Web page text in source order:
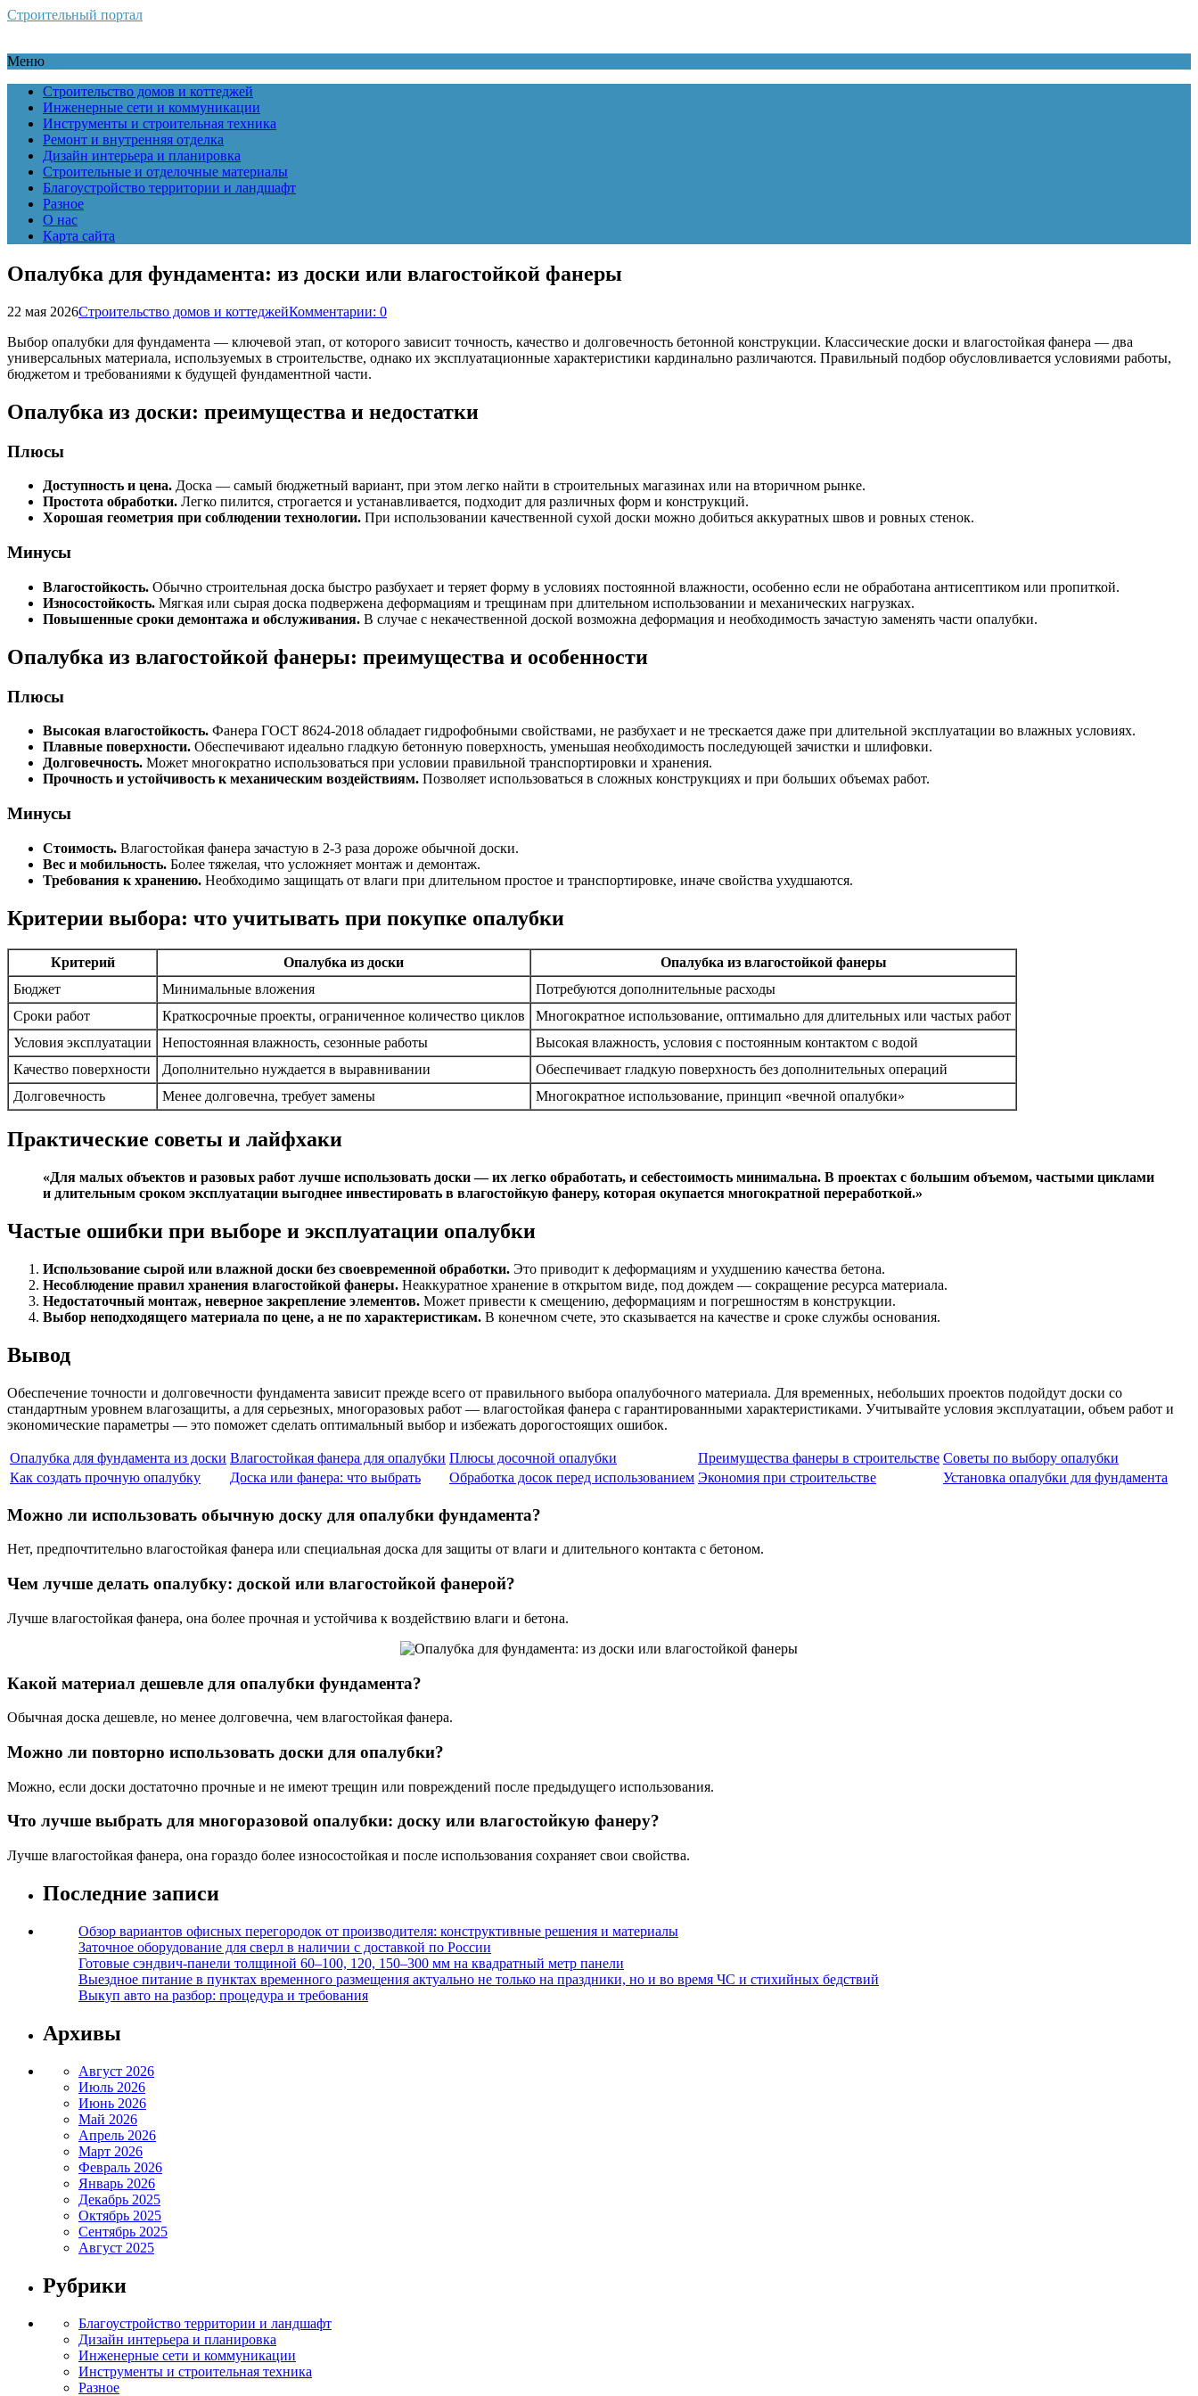
Строительный портал
Меню
Строительство домов и коттеджей
Инженерные сети и коммуникации
Инструменты и строительная техника
Ремонт и внутренняя отделка
Дизайн интерьера и планировка
Строительные и отделочные материалы
Благоустройство территории и ландшафт
Разное
О нас
Карта сайта
Опалубка для фундамента: из доски или влагостойкой фанеры
22 мая 2026Строительство домов и коттеджейКомментарии: 0
Выбор опалубки для фундамента — ключевой этап, от которого зависит точность, качество и долговечность бетонной конструкции. Классические доски и влагостойкая фанера — два
универсальных материала, используемых в строительстве, однако их эксплуатационные характеристики кардинально различаются. Правильный подбор обусловливается условиями работы,
бюджетом и требованиями к будущей фундаментной части.
Опалубка из доски: преимущества и недостатки
Плюсы
Доступность и цена. Доска — самый бюджетный вариант, при этом легко найти в строительных магазинах или на вторичном рынке.
Простота обработки. Легко пилится, строгается и устанавливается, подходит для различных форм и конструкций.
Хорошая геометрия при соблюдении технологии. При использовании качественной сухой доски можно добиться аккуратных швов и ровных стенок.
Минусы
Влагостойкость. Обычно строительная доска быстро разбухает и теряет форму в условиях постоянной влажности, особенно если не обработана антисептиком или пропиткой.
Износостойкость. Мягкая или сырая доска подвержена деформациям и трещинам при длительном использовании и механических нагрузках.
Повышенные сроки демонтажа и обслуживания. В случае с некачественной доской возможна деформация и необходимость зачастую заменять части опалубки.
Опалубка из влагостойкой фанеры: преимущества и особенности
Плюсы
Высокая влагостойкость. Фанера ГОСТ 8624-2018 обладает гидрофобными свойствами, не разбухает и не трескается даже при длительной эксплуатации во влажных условиях.
Плавные поверхности. Обеспечивают идеально гладкую бетонную поверхность, уменьшая необходимость последующей зачистки и шлифовки.
Долговечность. Может многократно использоваться при условии правильной транспортировки и хранения.
Прочность и устойчивость к механическим воздействиям. Позволяет использоваться в сложных конструкциях и при больших объемах работ.
Минусы
Стоимость. Влагостойкая фанера зачастую в 2-3 раза дороже обычной доски.
Вес и мобильность. Более тяжелая, что усложняет монтаж и демонтаж.
Требования к хранению. Необходимо защищать от влаги при длительном простое и транспортировке, иначе свойства ухудшаются.
Критерии выбора: что учитывать при покупке опалубки
Критерий Опалубка из доски
Опалубка из влагостойкой фанеры
Бюджет
Минимальные вложения
Потребуются дополнительные расходы
Сроки работ
Краткосрочные проекты, ограниченное количество циклов
Многократное использование, оптимально для длительных или частых работ
Условия эксплуатации
Непостоянная влажность, сезонные работы
Высокая влажность, условия с постоянным контактом с водой
Качество поверхности
Дополнительно нуждается в выравнивании
Обеспечивает гладкую поверхность без дополнительных операций
Долговечность
Менее долговечна, требует замены Многократное использование, принцип «вечной опалубки»
Практические советы и лайфхаки
«Для малых объектов и разовых работ лучше использовать доски — их легко обработать, и себестоимость минимальна. В проектах с большим объемом, частыми циклами
и длительным сроком эксплуатации выгоднее инвестировать в влагостойкую фанеру, которая окупается многократной переработкой.»
Частые ошибки при выборе и эксплуатации опалубки
Использование сырой или влажной доски без своевременной обработки. Это приводит к деформациям и ухудшению качества бетона.
Несоблюдение правил хранения влагостойкой фанеры. Неаккуратное хранение в открытом виде, под дождем — сокращение ресурса материала.
Недостаточный монтаж, неверное закрепление элементов. Может привести к смещению, деформациям и погрешностям в конструкции.
Выбор неподходящего материала по цене, а не по характеристикам. В конечном счете, это сказывается на качестве и сроке службы основания.
Вывод
Обеспечение точности и долговечности фундамента зависит прежде всего от правильного выбора опалубочного материала. Для временных, небольших проектов подойдут доски со
стандартным уровнем влагозащиты, а для серьезных, многоразовых работ — влагостойкая фанера с гарантированными характеристиками. Учитывайте условия эксплуатации, объем работ и
экономические параметры — это поможет сделать оптимальный выбор и избежать дорогостоящих ошибок.
Опалубка для фундамента из доски Влагостойкая фанера для опалубки Плюсы досочной опалубки Преимущества фанеры в строительстве Советы по выбору опалубки
Как создать прочную опалубку
Доска или фанера: что выбрать Обработка досок перед использованием Экономия при строительстве Установка опалубки для фундамента
Можно ли использовать обычную доску для опалубки фундамента?
Нет, предпочтительно влагостойкая фанера или специальная доска для защиты от влаги и длительного контакта с бетоном.
Чем лучше делать опалубку: доской или влагостойкой фанерой?
Лучше влагостойкая фанера, она более прочная и устойчива к воздействию влаги и бетона.
Какой материал дешевле для опалубки фундамента?
Обычная доска дешевле, но менее долговечна, чем влагостойкая фанера.
Можно ли повторно использовать доски для опалубки?
Можно, если доски достаточно прочные и не имеют трещин или повреждений после предыдущего использования.
Что лучше выбрать для многоразовой опалубки: доску или влагостойкую фанеру?
Лучше влагостойкая фанера, она гораздо более износостойкая и после использования сохраняет свои свойства.
Последние записи
Обзор вариантов офисных перегородок от производителя: конструктивные решения и материалы
Заточное оборудование для сверл в наличии с доставкой по России
Готовые сэндвич-панели толщиной 60–100, 120, 150–300 мм на квадратный метр панели
Выездное питание в пунктах временного размещения актуально не только на праздники, но и во время ЧС и стихийных бедствий
Выкуп авто на разбор: процедура и требования
Архивы
Август 2026
Июль 2026
Июнь 2026
Май 2026
Апрель 2026
Март 2026
Февраль 2026
Январь 2026
Декабрь 2025
Октябрь 2025
Сентябрь 2025
Август 2025
Рубрики
Благоустройство территории и ландшафт
Дизайн интерьера и планировка
Инженерные сети и коммуникации
Инструменты и строительная техника
Разное